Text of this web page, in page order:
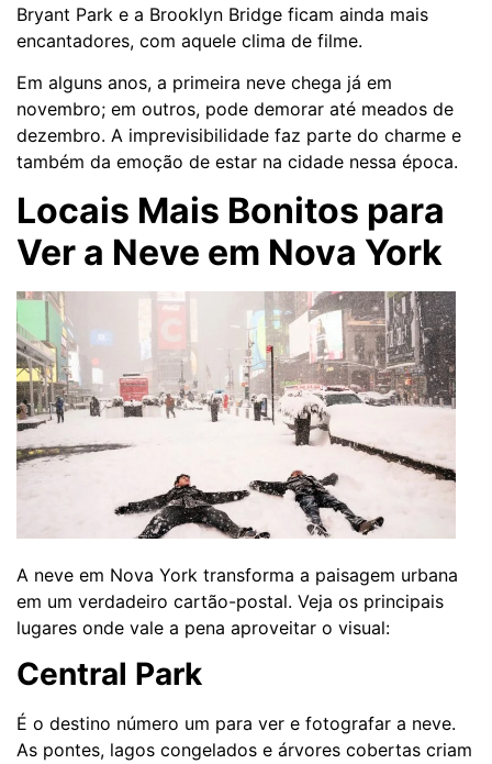
Bryant Park e a Brooklyn Bridge ficam ainda mais
encantadores, com aquele clima de filme.
Em alguns anos, a primeira neve chega já em
novembro; em outros, pode demorar até meados de
dezembro. A imprevisibilidade faz parte do charme e
também da emoção de estar na cidade nessa época.
Locais Mais Bonitos para
Ver a Neve em Nova York
A neve em Nova York transforma a paisagem urbana
em um verdadeiro cartão-postal. Veja os principais
lugares onde vale a pena aproveitar o visual:
Central Park
É o destino número um para ver e fotografar a neve.
As pontes, lagos congelados e árvores cobertas criam